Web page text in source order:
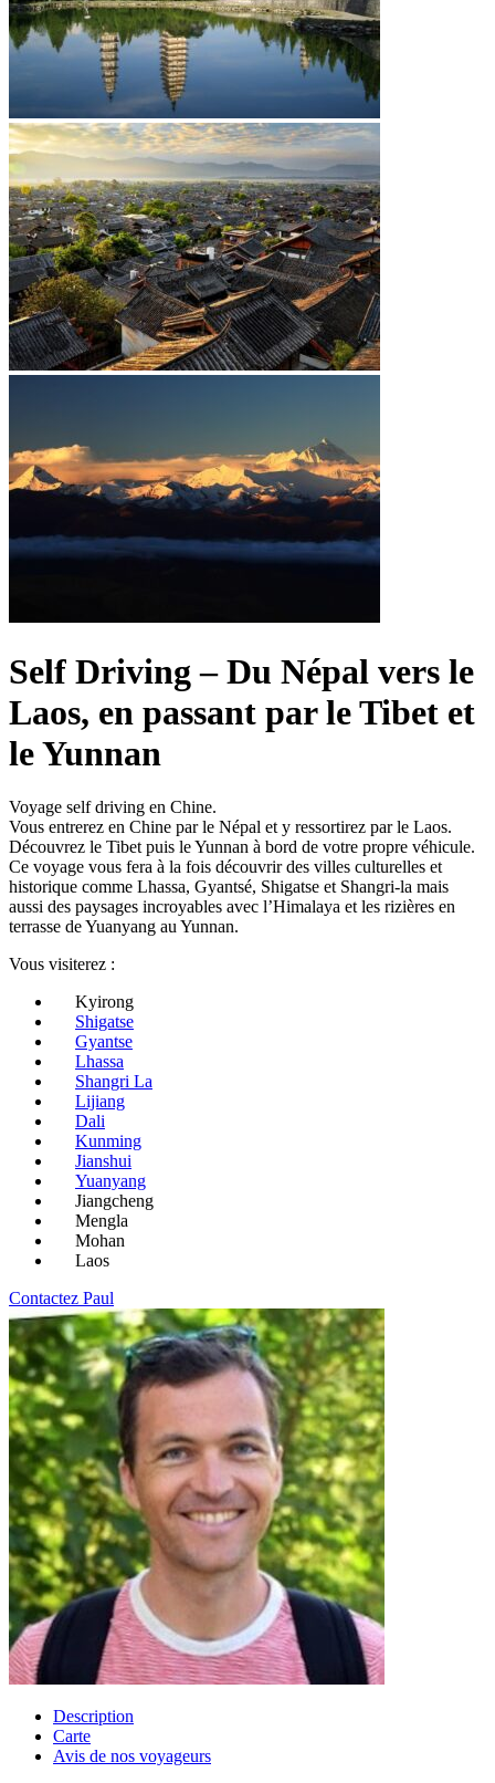
Self Driving – Du Népal vers le
Laos, en passant par le Tibet et
le Yunnan
Voyage self driving en Chine.
Vous entrerez en Chine par le Népal et y ressortirez par le Laos.
Découvrez le Tibet puis le Yunnan à bord de votre propre véhicule.
Ce voyage vous fera à la fois découvrir des villes culturelles et
historique comme Lhassa, Gyantsé, Shigatse et Shangri-la mais
aussi des paysages incroyables avec l’Himalaya et les rizières en
terrasse de Yuanyang au Yunnan.
Vous visiterez :
Kyirong
Shigatse
Gyantse
Lhassa
Shangri La
Lijiang
Dali
Kunming
Jianshui
Yuanyang
Jiangcheng
Mengla
Mohan
Laos
Contactez Paul
Description
Carte
Avis de nos voyageurs